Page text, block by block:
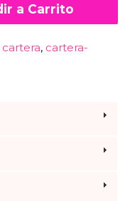
a Carrito
cartera cartera-